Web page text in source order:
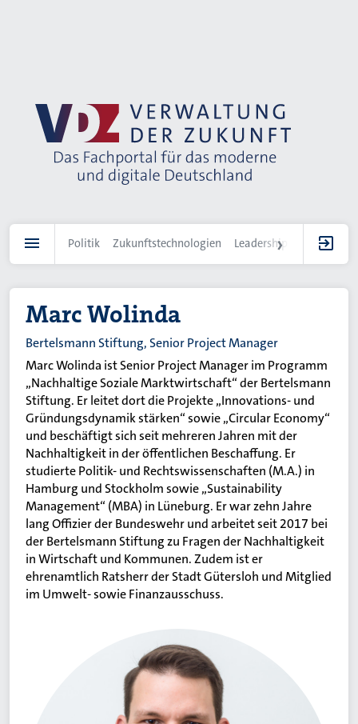
Politik Zukunftstechnologien Leadership IT-
Marc Wolinda
Bertelsmann Stiftung, Senior Project Manager
Marc Wolinda ist Senior Project Manager im Programm
„Nachhaltige Soziale Marktwirtschaft“ der Bertelsmann
Stiftung. Er leitet dort die Projekte „Innovations- und
Gründungsdynamik stärken“ sowie „Circular Economy“
und beschäftigt sich seit mehreren Jahren mit der
Nachhaltigkeit in der öffentlichen Beschaffung. Er
studierte Politik- und Rechtswissenschaften (M.A.) in
Hamburg und Stockholm sowie „Sustainability
Management“ (MBA) in Lüneburg. Er war zehn Jahre
lang Offizier der Bundeswehr und arbeitet seit 2017 bei
der Bertelsmann Stiftung zu Fragen der Nachhaltigkeit
in Wirtschaft und Kommunen. Zudem ist er
ehrenamtlich Ratsherr der Stadt Gütersloh und Mitglied
im Umwelt- sowie Finanzausschuss.